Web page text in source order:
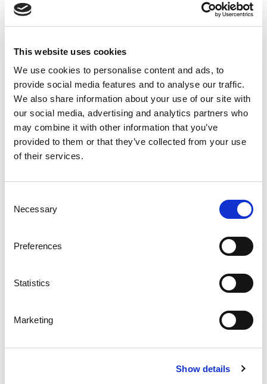
This website uses cookies
We use cookies to personalise content and ads, to
provide social media features and to analyse our traffic.
We also share information about your use of our site with
our social media, advertising and analytics partners who
may combine it with other information that you’ve
provided to them or that they’ve collected from your use
of their services.
Selection
Necessary
Preferences
Statistics
Marketing
Show details
miljöaspekter och kan diskutera lösningar i en mysig,nära
Gratis entré och mässan bjuder föranmälda besökare på
Webbplats för spiraltrappan JOS
Broschyr spiraltrappan JOS
Film montageguide spiraltrappan JOS